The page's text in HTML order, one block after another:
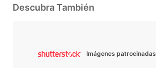
Descubra También
Imágenes patrocinadas